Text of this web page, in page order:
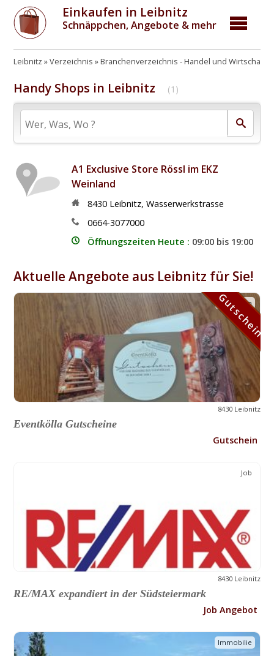
Einkaufen in Leibnitz
Schnäppchen, Angebote & mehr
Leibnitz Verzeichnis Branchenverzeichnis - Handel und Wirtschaft
Handy Shops in Leibnitz (1)
A1 Exclusive Store Rössl im EKZ
Weinland
8430 Leibnitz, Wasserwerkstrasse
0664-3077000
Öffnungszeiten Heute : 09:00 bis 19:00
Aktuelle Angebote aus Leibnitz für Sie!
Gutschein
8430 Leibnitz
Eventkölla Gutscheine
Gutschein
Gutschein
Job
8430 Leibnitz
RE/MAX expandiert in der Südsteiermark
Job Angebot
Immobilie